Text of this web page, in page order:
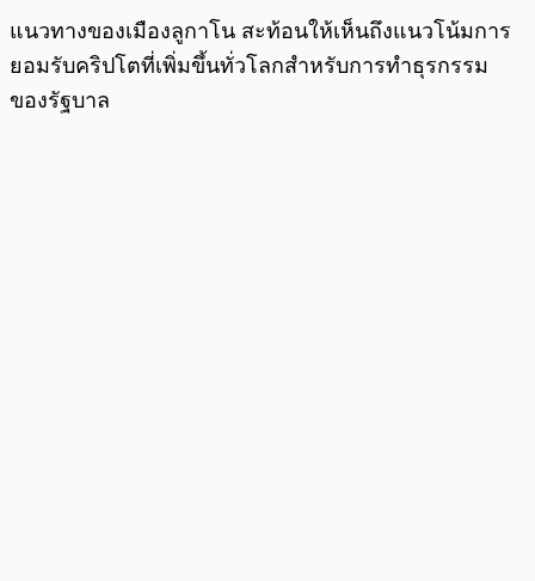
แนวทางของเมืองลูกาโน สะท้อนให้เห็นถึงแนวโน้มการ
ยอมรับคริปโตที่เพิ่มขึ้นทั่วโลกสำหรับการทำธุรกรรม
ของรัฐบาล